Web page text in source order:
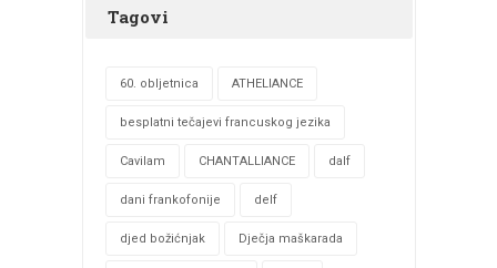
Tagovi
60. obljetnica ATHELIANCE
besplatni tečajevi francuskog jezika
Cavilam CHANTALLIANCE dalf
dani frankofonije delf
djed božićnjak Dječja maškarada